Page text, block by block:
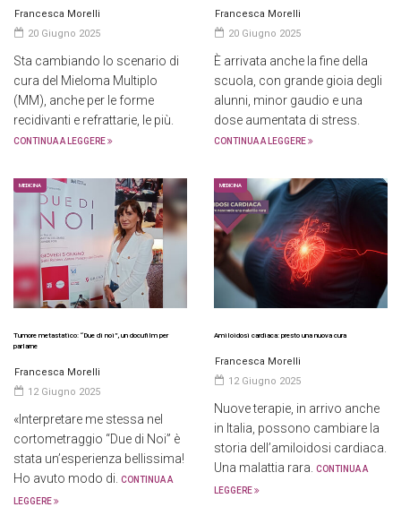
Francesca Morelli
20 Giugno 2025
Sta cambiando lo scenario di
cura del Mieloma Multiplo
(MM), anche per le forme
recidivanti e refrattarie, le più.
CONTINUA A LEGGERE
Francesca Morelli
20 Giugno 2025
È arrivata anche la fine della
scuola, con grande gioia degli
alunni, minor gaudio e una
dose aumentata di stress.
CONTINUA A LEGGERE
MEDICINA
Tumore metastatico: “Due di noi”, un docufilm per
parlarne
Francesca Morelli
12 Giugno 2025
«Interpretare me stessa nel
cortometraggio “Due di Noi” è
stata un’esperienza bellissima!
Ho avuto modo di.
CONTINUA A
LEGGERE
MEDICINA
Amiloidosi cardiaca: presto una nuova cura
Francesca Morelli
12 Giugno 2025
Nuove terapie, in arrivo anche
in Italia, possono cambiare la
storia dell’amiloidosi cardiaca.
Una malattia rara.
CONTINUA A
LEGGERE